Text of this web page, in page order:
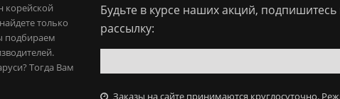
корейской
только
подбираем
Тогда Вам
Будьте в курсе наших акций, подпишитесь
рассылку:
Заказы на сайте принимаются круглосуточно.